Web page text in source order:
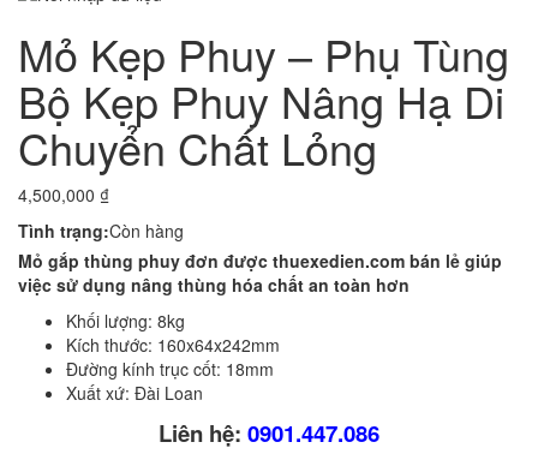
Mỏ Kẹp Phuy – Phụ Tùng
Bộ Kẹp Phuy Nâng Hạ Di
Chuyển Chất Lỏng
4,500,000 ₫
Tình trạng:Còn hàng
Mỏ gắp thùng phuy đơn được thuexedien.com bán lẻ giúp
việc sử dụng nâng thùng hóa chất an toàn hơn
Khối lượng: 8kg
Kích thước: 160x64x242mm
Đường kính trục cốt: 18mm
Xuất xứ: Đài Loan
Liên hệ: 0901.447.086